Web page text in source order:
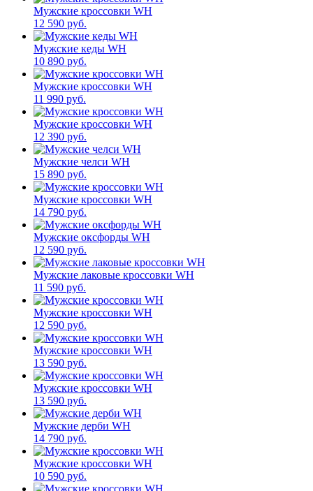
Мужские кроссовки WH
12 590 руб.
Мужские кеды WH
10 890 руб.
Мужские кроссовки WН
11 990 руб.
Мужские кроссовки WН
12 390 руб.
Мужские челси WH
15 890 руб.
Мужские кроссовки WН
14 790 руб.
Мужские оксфорды WH
12 590 руб.
Мужские лаковые кроссовки WH
11 590 руб.
Мужские кроссовки WH
12 590 руб.
Мужские кроссовки WH
13 590 руб.
Мужские кроссовки WH
13 590 руб.
Мужские дерби WH
14 790 руб.
Мужские кроссовки WН
10 590 руб.